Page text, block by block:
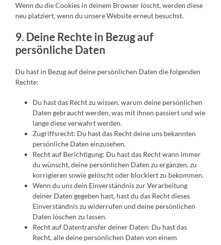
Wenn du die Cookies in deinem Browser löscht, werden diese
neu platziert, wenn du unsere Website erneut besuchst.
9. Deine Rechte in Bezug auf
persönliche Daten
Du hast in Bezug auf deine persönlichen Daten die folgenden
Rechte:
Du hast das Recht zu wissen, warum deine persönlichen
Daten gebraucht werden, was mit ihnen passiert und wie
lange diese verwahrt werden.
Zugriffsrecht: Du hast das Recht deine uns bekannten
persönliche Daten einzusehen.
Recht auf Berichtigung: Du hast das Recht wann immer
du wünscht, deine persönlichen Daten zu ergänzen, zu
korrigieren sowie gelöscht oder blockiert zu bekommen.
Wenn du uns dein Einverständnis zur Verarbeitung
deiner Daten gegeben hast, hast du das Recht dieses
Einverständnis zu widerrufen und deine persönlichen
Daten löschen zu lassen.
Recht auf Datentransfer deiner Daten: Du hast das
Recht, alle deine persönlichen Daten von einem